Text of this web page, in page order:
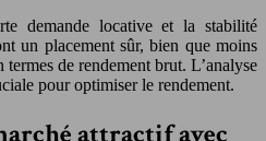
demande locative et la stabilité
un placement sûr, bien que moins
termes de rendement brut. L’analyse
pour optimiser le rendement.
attractif avec